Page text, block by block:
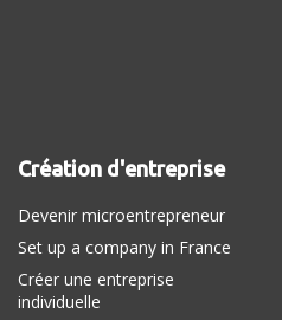
Création d'entreprise
Devenir microentrepreneur
Set up a company in France
Créer une entreprise
individuelle